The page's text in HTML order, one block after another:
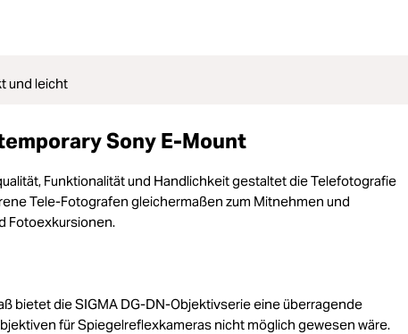
und leicht
Sony E-Mount
Funktionalität und Handlichkeit gestaltet die Telefotografie
Tele-Fotografen gleichermaßen zum Mitnehmen und
Fotoexkursionen.
bietet die SIGMA DG-DN-Objektivserie eine überragende
für Spiegelreflexkameras nicht möglich gewesen wäre.